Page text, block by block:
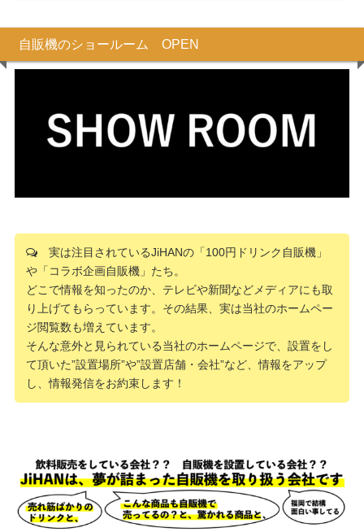
自販機のショールーム OPEN
実は注目されているJiHANの「100円ドリンク自販機」
や「コラボ企画自販機」たち。
どこで情報を知ったのか、テレビや新聞などメディアにも取
り上げてもらっています。その結果、実は当社のホームペー
ジ閲覧数も増えています。
そんな意外と見られている当社のホームページで、設置をし
て頂いた”設置場所”や”設置店舗・会社”など、情報をアップ
し、情報発信をお約束します！